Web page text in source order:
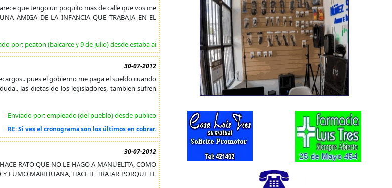
que tengo un poquito mas de calle que vos me
AMIGA DE LA INFANCIA QUE TRABAJA EN EL
por: peaton (balcarce y 9 de julio) desde estaba ai
30-07-2012
pues el gobierno me paga el sueldo cuando
las dietas de los legisladores, tambien sufren
Enviado por: empleado (del pueblo) desde publico
RE: Si ves el cronograma son los últimos en cobrar.
30-07-2012
RATO QUE NO LE HAGO A MANUELITA, COMO
FUMO MARIHUANA, HACETE TRATAR PORQUE EL